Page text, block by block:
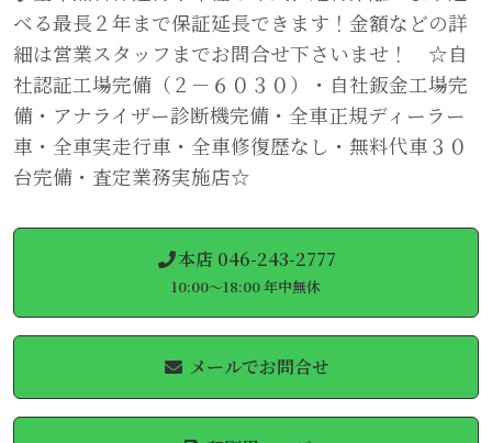
べる最長２年まで保証延長できます！金額などの詳
細は営業スタッフまでお問合せ下さいませ！ ☆自
社認証工場完備（２－６０３０）・自社鈑金工場完
備・アナライザー診断機完備・全車正規ディーラー
車・全車実走行車・全車修復歴なし・無料代車３０
台完備・査定業務実施店☆
本店 046-243-2777
10:00～18:00 年中無休
メールでお問合せ